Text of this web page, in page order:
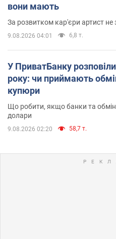
вони мають
За розвитком кар'єри артист
9.08.2026 04:01 6,8 т.
У ПриватБанку
року: чи приймають
купюри
Що робити, якщо банки та
долари
9.08.2026 02:20 58,7 т.